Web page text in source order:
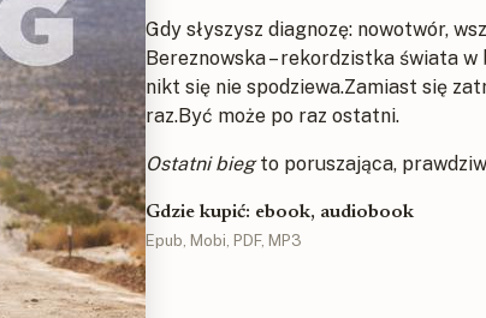
Gdy słyszysz diagnozę: nowotwór,
Bereznowska – rekordzistka świata
nikt się nie spodziewa.Zamiast się
raz.Być może po raz ostatni.
Ostatni biegto poruszająca,
Gdzie kupić: ebook, audiobook
Epub, Mobi, PDF, MP3